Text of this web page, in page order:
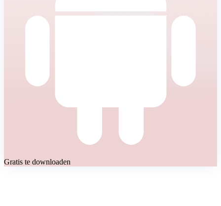
Gratis te downloaden